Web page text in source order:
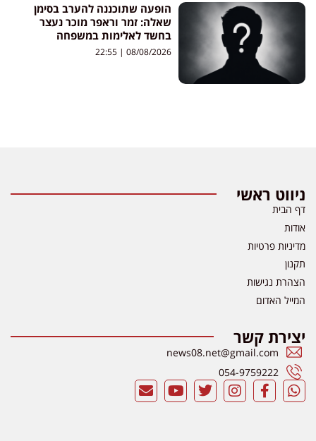
הופעה שתוכננה להערב בסימן
שאלה: זמר וראפר מוכר נעצר
בחשד לאלימות במשפחה
08/08/2026
ניווט ראשי
דף הבית
אודות
מדיניות פרטיות
תקנון
הצהרת נגישות
המייל האדום
יצירת קשר
news08.net@gmail.com
054-9759222